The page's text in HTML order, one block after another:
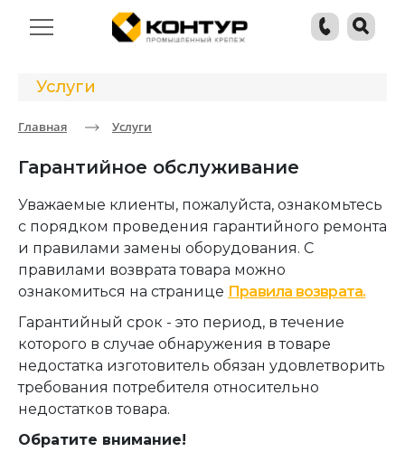
Услуги
Главная Услуги
Гарантийное обслуживание
Уважаемые клиенты, пожалуйста, ознакомьтесь
с порядком проведения гарантийного ремонта
и правилами замены оборудования. С
правилами возврата товара можно
ознакомиться на странице Правила возврата.
Гарантийный срок - это период, в течение
которого в случае обнаружения в товаре
недостатка изготовитель обязан удовлетворить
требования потребителя относительно
недостатков товара.
Обратите внимание!